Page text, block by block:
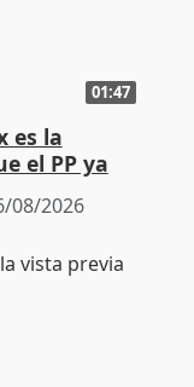
01:47
es la
el PP ya
08/2026